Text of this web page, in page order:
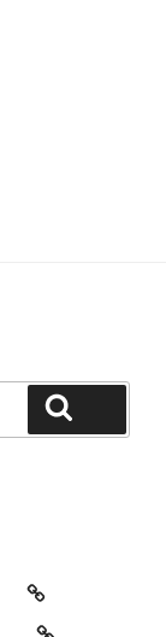
て
内